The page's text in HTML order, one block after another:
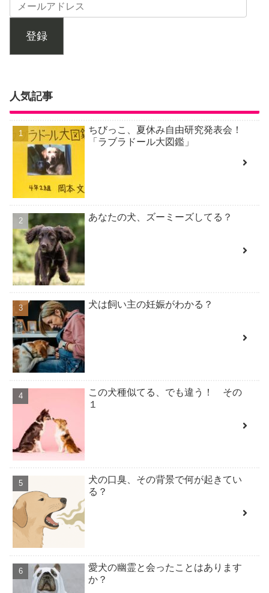
登録
人気記事
ちびっこ、夏休み自由研究発表会！
「ラブラドール大図鑑」
あなたの犬、ズーミーズしてる？
犬は飼い主の妊娠がわかる？
この犬種似てる、でも違う！ その
１
犬の口臭、その背景で何が起きてい
る？
愛犬の幽霊と会ったことはあります
か？